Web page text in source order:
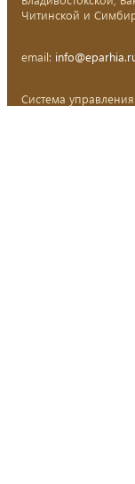
Читинской и
email:
Система